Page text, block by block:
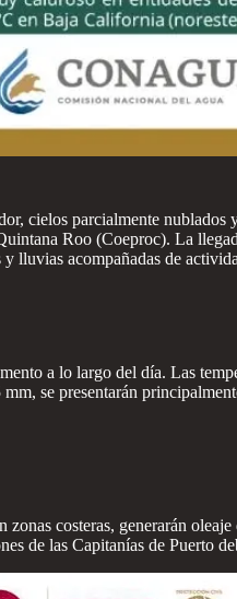
cielos parcialmente
Roo (Coeproc). La
lluvias acompañadas de
a lo largo del día. Las
se presentarán
costeras, generarán
de las Capitanías de Puerto